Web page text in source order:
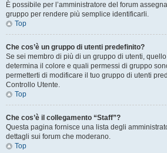
È possibile per l’amministratore del forum
gruppo per rendere più semplice identificarli.
Top
Che cos’è un gruppo di utenti predefinito?
Se sei membro di più di un gruppo di utenti,
determina il colore e quali permessi di gruppo
permetterti di modificare il tuo gruppo di utenti
Controllo Utente.
Top
Che cos’è il collegamento “Staff”?
Questa pagina fornisce una lista degli
dettagli sui forum che moderano.
Top